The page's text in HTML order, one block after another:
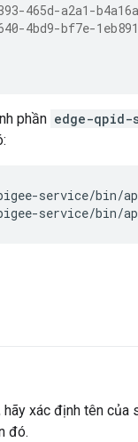
465d-a2a1-
4bd9-bf7e-
phần edge-qpid-
service/bin/
service/bin/
hãy xác định tên
đó.